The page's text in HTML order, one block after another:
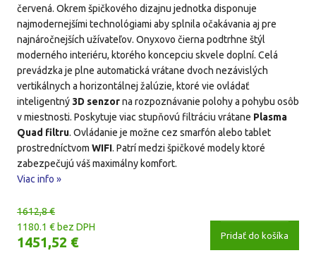
červená. Okrem špičkového dizajnu jednotka disponuje
najmodernejšími technológiami aby splnila očakávania aj pre
najnáročnejších užívateľov. Onyxovo čierna podtrhne štýl
moderného interiéru, ktorého koncepciu skvele doplní. Celá
prevádzka je plne automatická vrátane dvoch nezávislých
vertikálnych a horizontálnej žalúzie, ktoré vie ovládať
inteligentný 3D senzorna rozpoznávanie polohy a pohybu osôb
v miestnosti. Poskytuje viac stupňovú filtráciu vrátane Plasma
Quad filtru. Ovládanie je možne cez smarfón alebo tablet
prostredníctvom WIFI. Patrí medzi špičkové modely ktoré
zabezpečujú váš maximálny komfort.
Viac info »
1612,8 €
1180.1 € bez DPH
1451,52 € Pridať do košíka